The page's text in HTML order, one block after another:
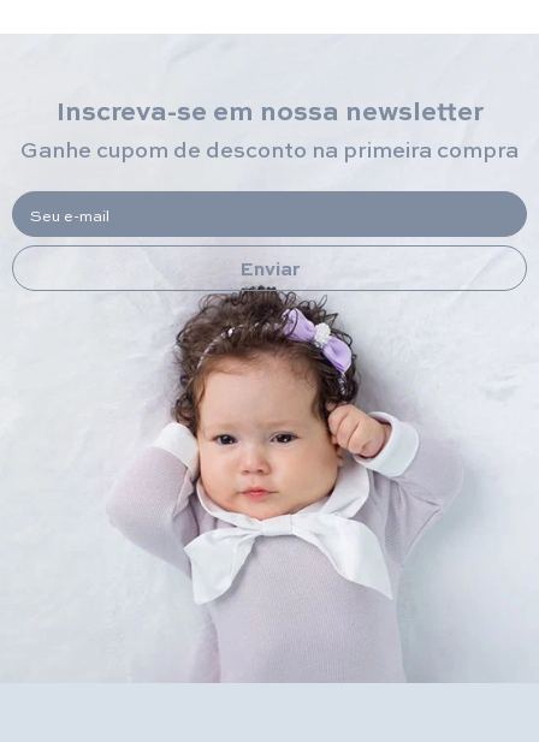
Inscreva-se em nossa newsletter
Ganhe cupom de desconto na primeira compra
Seu e-mail
Enviar